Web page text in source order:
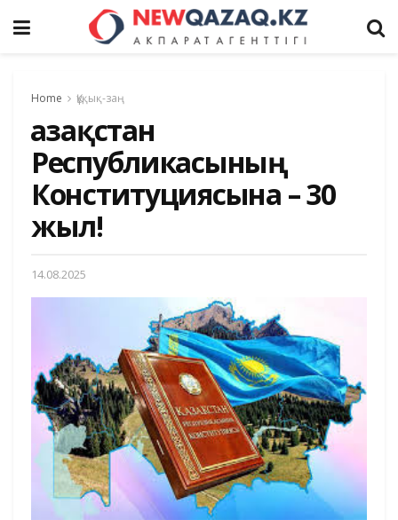
Home Құқық-заң
Қазақстан
Республикасының
Конституциясына – 30
жыл!
14.08.2025